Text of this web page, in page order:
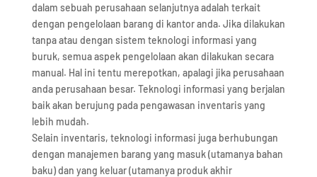
dalam sebuah perusahaan selanjutnya adalah terkait
dengan pengelolaan barang di kantor anda. Jika dilakukan
tanpa atau dengan sistem teknologi informasi yang
buruk, semua aspek pengelolaan akan dilakukan secara
manual. Hal ini tentu merepotkan, apalagi jika perusahaan
anda perusahaan besar. Teknologi informasi yang berjalan
baik akan berujung pada pengawasan inventaris yang
lebih mudah.
Selain inventaris, teknologi informasi juga berhubungan
dengan manajemen barang yang masuk (utamanya bahan
baku) dan yang keluar (utamanya produk akhir